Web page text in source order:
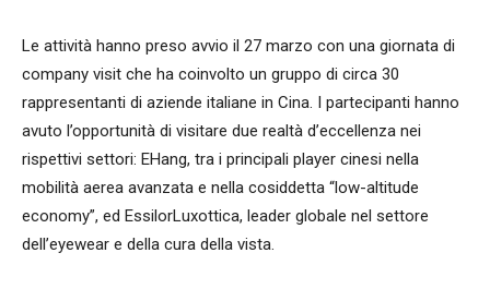
Le attività hanno preso avvio il 27 marzo con una giornata di
company visit che ha coinvolto un gruppo di circa 30
rappresentanti di aziende italiane in Cina. I partecipanti hanno
avuto l’opportunità di visitare due realtà d’eccellenza nei
rispettivi settori: EHang, tra i principali player cinesi nella
mobilità aerea avanzata e nella cosiddetta “low-altitude
economy”, ed EssilorLuxottica, leader globale nel settore
dell’eyewear e della cura della vista.